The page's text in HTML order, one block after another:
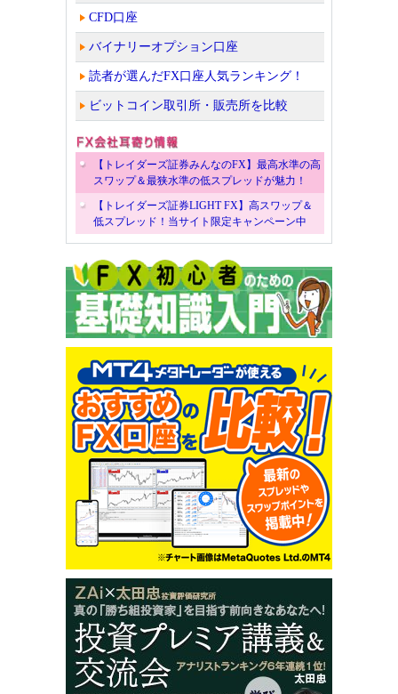
CFD口座
バイナリーオプション口座
読者が選んだFX口座人気ランキング！
ビットコイン取引所・販売所を比較
【トレイダーズ証券みんなのFX】最高水準の高
スワップ＆最狭水準の低スプレッドが魅力！
【トレイダーズ証券LIGHT FX】高スワップ＆
低スプレッド！当サイト限定キャンペーン中